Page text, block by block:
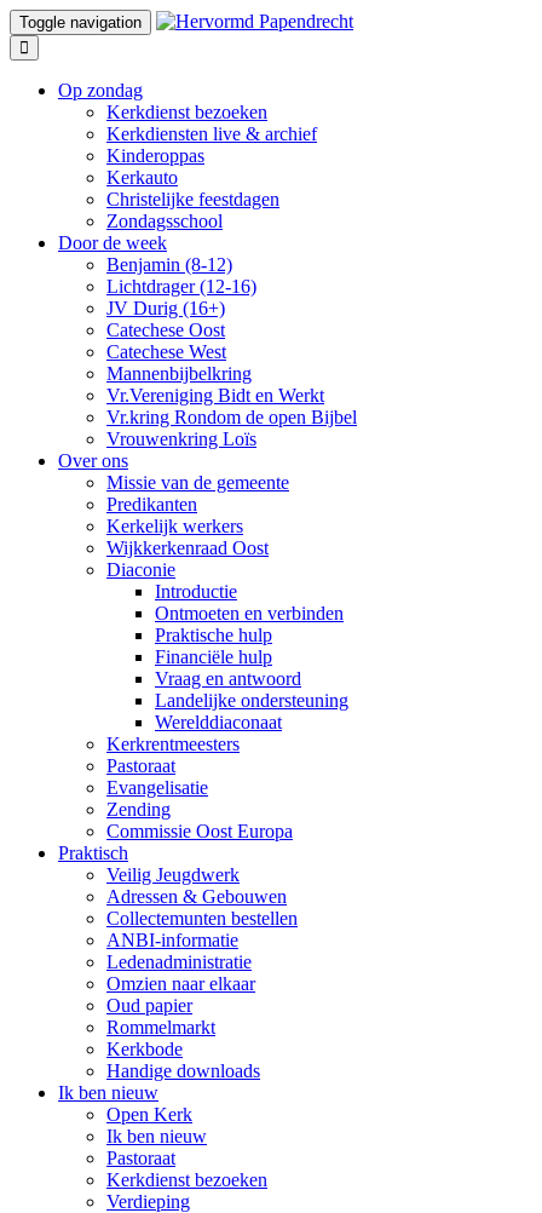
Toggle navigation
Op zondag
Kerkdienst bezoeken
Kerkdiensten live & archief
Kinderoppas
Kerkauto
Christelijke feestdagen
Zondagsschool
Door de week
Benjamin (8-12)
Lichtdrager (12-16)
JV Durig (16+)
Catechese Oost
Catechese West
Mannenbijbelkring
Vr.Vereniging Bidt en Werkt
Vr.kring Rondom de open Bijbel
Vrouwenkring Loïs
Over ons
Missie van de gemeente
Predikanten
Kerkelijk werkers
Wijkkerkenraad Oost
Diaconie
Introductie
Ontmoeten en verbinden
Praktische hulp
Financiële hulp
Vraag en antwoord
Landelijke ondersteuning
Werelddiaconaat
Kerkrentmeesters
Pastoraat
Evangelisatie
Zending
Commissie Oost Europa
Praktisch
Veilig Jeugdwerk
Adressen & Gebouwen
Collectemunten bestellen
ANBI-informatie
Ledenadministratie
Omzien naar elkaar
Oud papier
Rommelmarkt
Kerkbode
Handige downloads
Ik ben nieuw
Open Kerk
Ik ben nieuw
Pastoraat
Kerkdienst bezoeken
Verdieping